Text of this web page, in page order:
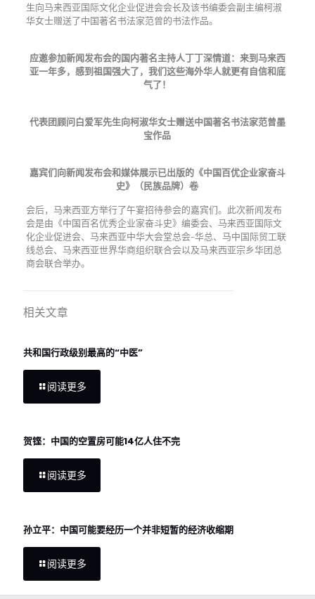
生向马来西亚国际文化企业促进会会长及该书编委会副主编柯淑
华女士赠送了中国著名书法家范曾的书法作品。
应邀参加新闻发布会的国内著名主持人丁丁深情道：来到马来西
亚一年多，感到祖国强大了，我们这些海外华人就更有自信和底
气了！
代表团顾问白爱军先生向柯淑华女士赠送中国著名书法家范曾墨
宝作品
嘉宾们向新闻发布会和媒体展示已出版的《中国百优企业家奋斗
史》（民族品牌）卷
会后，马来西亚方举行了午宴招待参会的嘉宾们。此次新闻发布
会是由《中国百名优秀企业家奋斗史》编委会、马来西亚国际文
化企业促进会、马来西亚中华大会堂总会-华总、马中国际贸工联
线总会、马来西亚世界华商组织联合会以及马来西亚宗乡华团总
商会联合举办。
相关文章
共和国行政级别最高的“中医”
阅读更多
贺铿：中国的空置房可能14亿人住不完
阅读更多
孙立平：中国可能要经历一个并非短暂的经济收缩期
阅读更多